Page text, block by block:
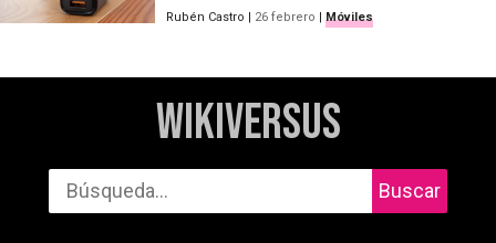
Rubén Castro | 26 febrero | Móviles
WikiVersus
Buscar